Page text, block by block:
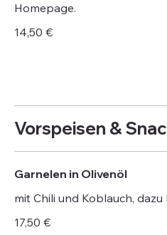
Homepage.
14,50 €
Vorspeisen &
Garnelen in Olivenöl
mit Chili und Koblauch,
17,50 €